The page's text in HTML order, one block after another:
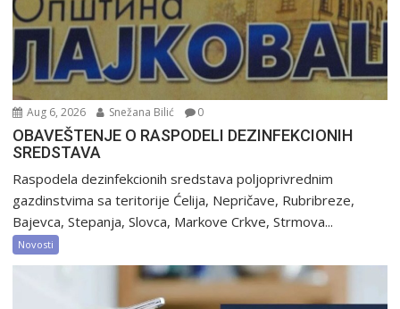
Aug 6, 2026 Snežana Bilić 0
OBAVEŠTENJE O RASPODELI DEZINFEKCIONIH
SREDSTAVA
Raspodela dezinfekcionih sredstava poljoprivrednim
gazdinstvima sa teritorije Ćelija, Nepričave, Rubribreze,
Bajevca, Stepanja, Slovca, Markove Crkve, Strmova...
Novosti